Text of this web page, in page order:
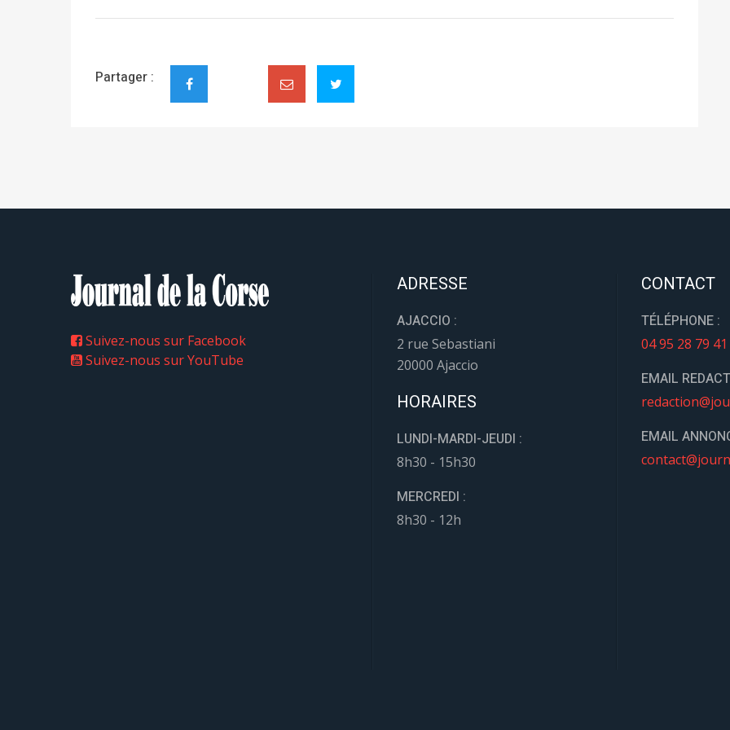
Partager :
Suivez-nous sur Facebook
Suivez-nous sur YouTube
ADRESSE
AJACCIO :
2 rue Sebastiani
20000 Ajaccio
HORAIRES
LUNDI-MARDI-JEUDI :
8h30 - 15h30
MERCREDI :
8h30 - 12h
CONTACT
TÉLÉPHONE :
04 95 28 79 41
EMAIL
EMAIL